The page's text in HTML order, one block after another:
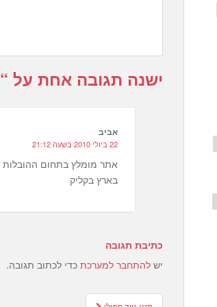
ישנה תגובה אחת על “
אביב
22 ביולי 2010 בשעה 21:12
בארץ בקליק
כתיבת תגובה
יש להתחבר למערכת כדי לכתוב תגובה.